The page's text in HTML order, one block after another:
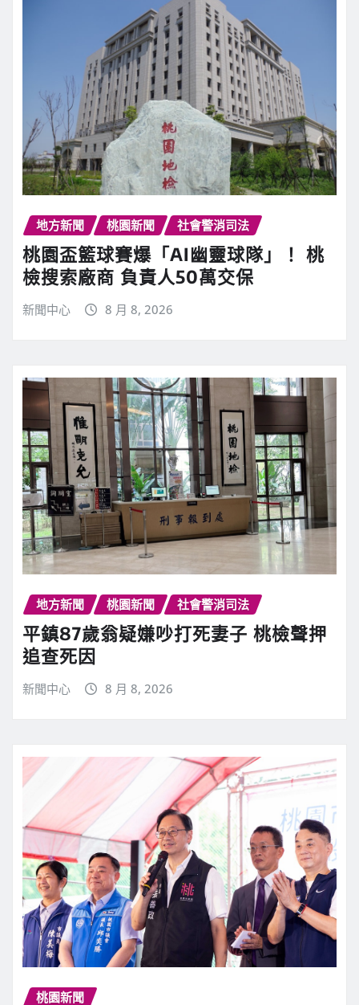
地方新聞 桃園新聞 社會警消司法
桃園盃籃球賽爆「AI幽靈球隊」！ 桃
檢搜索廠商 負責人50萬交保
新聞中心 8 月 8, 2026
地方新聞 桃園新聞 社會警消司法
平鎮87歲翁疑嫌吵打死妻子 桃檢聲押
追查死因
新聞中心 8 月 8, 2026
桃園新聞